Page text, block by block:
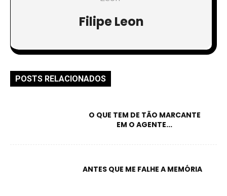
Filipe Leon
POSTS RELACIONADOS
O QUE TEM DE TÃO MARCANTE
EM O AGENTE...
ANTES QUE ME FALHE A MEMÓRIA